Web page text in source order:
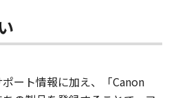
ート情報に加え、「Canon